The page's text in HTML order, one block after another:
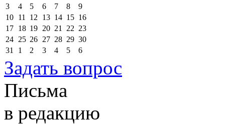
3
4 5 6 7 8
9
10 11 12 13 14 15 16
17 18 19 20 21 22 23
24 25 26 27 28 29 30
31
1 2 3 4 5 6
Задать вопрос
Письма
в редакцию